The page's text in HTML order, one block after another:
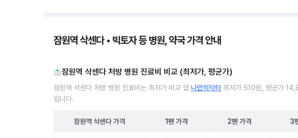
잠원역 삭센다 • 빅토자 등 병원, 약국 가격 안내
잠원역 삭센다 처방 병원 진료비 비교 (최저가, 평균가)
잠원역 삭센다 처방 병원 진료비는 최저가 비교 앱 나만의닥터 최저가 510원, 평균가
입니다.
잠원역 삭센다가격 1펜 가격 2펜 가격 3